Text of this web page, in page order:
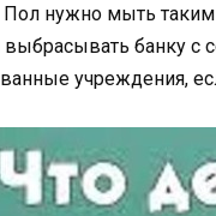
Пол нужно мыть
выбрасывать банку с
учреждения,